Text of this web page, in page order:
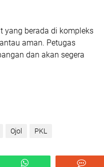
yang berada di kompleks
aman. Petugas
dan akan segera
Ojol PKL